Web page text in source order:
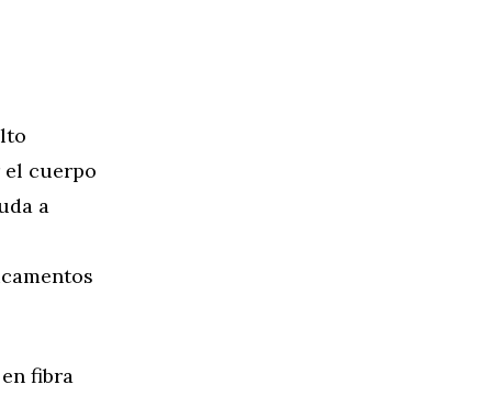
el cuerpo
a
fibra